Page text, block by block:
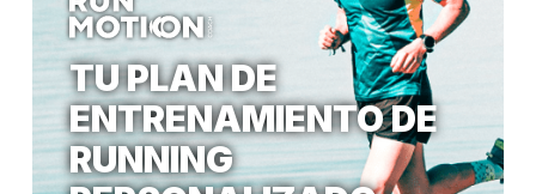
TU PLAN DE
ENTRENAMIENTO DE
RUNNING